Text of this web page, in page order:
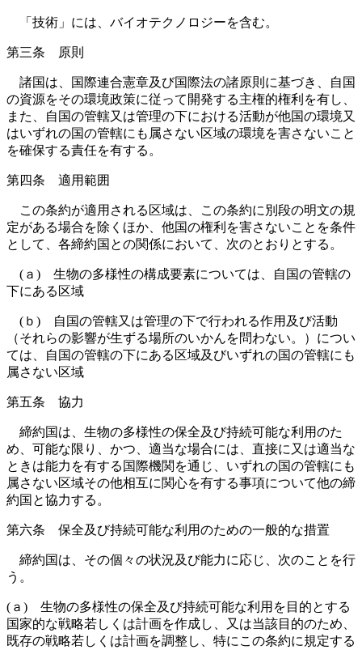
「技術」には、バイオテクノロジーを含む。
第三条 原則
諸国は、国際連合憲章及び国際法の諸原則に基づき、自国
の資源をその環境政策に従って開発する主権的権利を有し、
また、自国の管轄又は管理の下における活動が他国の環境又
はいずれの国の管轄にも属さない区域の環境を害さないこと
を確保する責任を有する。
第四条 適用範囲
この条約が適用される区域は、この条約に別段の明文の規
定がある場合を除くほか、他国の権利を害さないことを条件
として、各締約国との関係において、次のとおりとする。
(ａ) 生物の多様性の構成要素については、自国の管轄の
下にある区域
(ｂ) 自国の管轄又は管理の下で行われる作用及び活動
（それらの影響が生ずる場所のいかんを問わない。）につい
ては、自国の管轄の下にある区域及びいずれの国の管轄にも
属さない区域
第五条 協力
締約国は、生物の多様性の保全及び持続可能な利用のた
め、可能な限り、かつ、適当な場合には、直接に又は適当な
ときは能力を有する国際機関を通じ、いずれの国の管轄にも
属さない区域その他相互に関心を有する事項について他の締
約国と協力する。
第六条 保全及び持続可能な利用のための一般的な措置
締約国は、その個々の状況及び能力に応じ、次のことを行
う。
(ａ) 生物の多様性の保全及び持続可能な利用を目的とする
国家的な戦略若しくは計画を作成し、又は当該目的のため、
既存の戦略若しくは計画を調整し、特にこの条約に規定する